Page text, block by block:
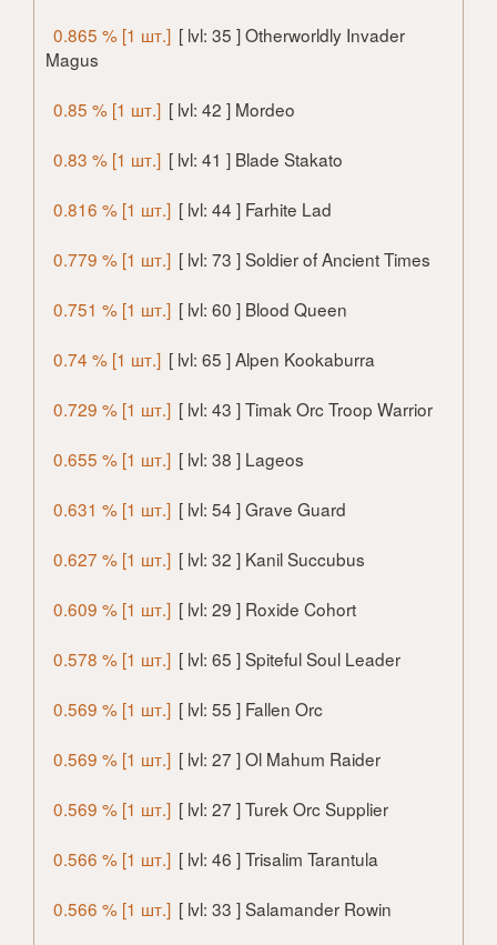
0.865 % [1 шт.] [ lvl: 35 ] Otherworldly Invader
Magus
0.85 % [1 шт.] [ lvl: 42 ] Mordeo
0.83 % [1 шт.] [ lvl: 41 ] Blade Stakato
0.816 % [1 шт.] [ lvl: 44 ] Farhite Lad
0.779 % [1 шт.] [ lvl: 73 ] Soldier of Ancient Times
0.751 % [1 шт.] [ lvl: 60 ] Blood Queen
0.74 % [1 шт.] [ lvl: 65 ] Alpen Kookaburra
0.729 % [1 шт.] [ lvl: 43 ] Timak Orc Troop Warrior
0.655 % [1 шт.] [ lvl: 38 ] Lageos
0.631 % [1 шт.] [ lvl: 54 ] Grave Guard
0.627 % [1 шт.] [ lvl: 32 ] Kanil Succubus
0.609 % [1 шт.] [ lvl: 29 ] Roxide Cohort
0.578 % [1 шт.] [ lvl: 65 ] Spiteful Soul Leader
0.569 % [1 шт.] [ lvl: 55 ] Fallen Orc
0.569 % [1 шт.] [ lvl: 27 ] Ol Mahum Raider
0.569 % [1 шт.] [ lvl: 27 ] Turek Orc Supplier
0.566 % [1 шт.] [ lvl: 46 ] Trisalim Tarantula
0.566 % [1 шт.] [ lvl: 33 ] Salamander Rowin